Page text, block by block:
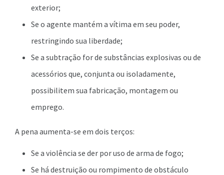
exterior;
Se o agente mantém a vítima em seu poder,
restringindo sua liberdade;
Se a subtração for de substâncias explosivas ou de
acessórios que, conjunta ou isoladamente,
possibilitem sua fabricação, montagem ou
emprego.
A pena aumenta-se em dois terços:
Se a violência se der por uso de arma de fogo;
Se há destruição ou rompimento de obstáculo